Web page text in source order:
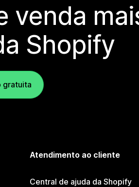
venda
Shopify
gratuita
Atendimento ao cliente
Central de ajuda da Shopify